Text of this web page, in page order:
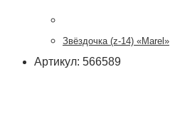
Звёздочка (z-14) «Marel»
Артикул: 566589